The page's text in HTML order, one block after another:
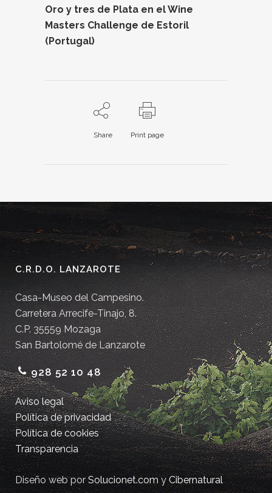
Oro y tres de Plata en el Wine
Masters Challenge de Estoril
(Portugal)
Share Print page
C.R.D.O. LANZAROTE
Casa-Museo del Campesino.
Carretera Arrecife-Tinajo, 8.
C.P. 35559 Mozaga
San Bartolomé de Lanzarote
928 52 10 48
Aviso legal
Política de privacidad
Política de cookies
Transparencia
Diseño web porSolucionet.comyCibernatural